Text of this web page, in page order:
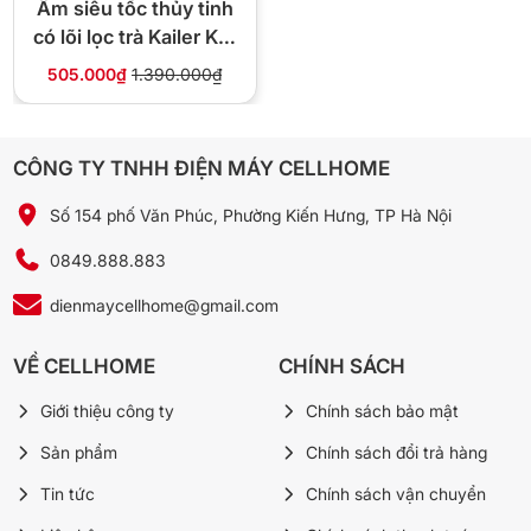
💰 Giá:389.000đ— chính hãng, không qua trung gian
📞 Gọi 0849.888.883
❓ Câu hỏi thường gặp
Không. Ấm siêu tốc dùng điện 220V cắm ổ riêng, không
đặt lên bếp từ hay bếp gas. Đặt trên bàn và cắm ổ điện
thông thường là dùng được.
Nên dùng nước lọc hay nước máy?
Ấm siêu tốc thủy tinh
có lõi lọc trà Kailer KL-
268
505.000₫ 1.390.000₫
CÔNG TY TNHH ĐIỆN MÁY CELLHOME
Số 154 phố Văn Phúc, Phường Kiến Hưng, TP Hà Nội
0849.888.883
dienmaycellhome@gmail.com
VỀ CELLHOME
Giới thiệu công ty
Sản phẩm
Tin tức
CHÍNH SÁCH
Chính sách bảo mật
Chính sách đổi trả hàng
Chính sách vận chuyển